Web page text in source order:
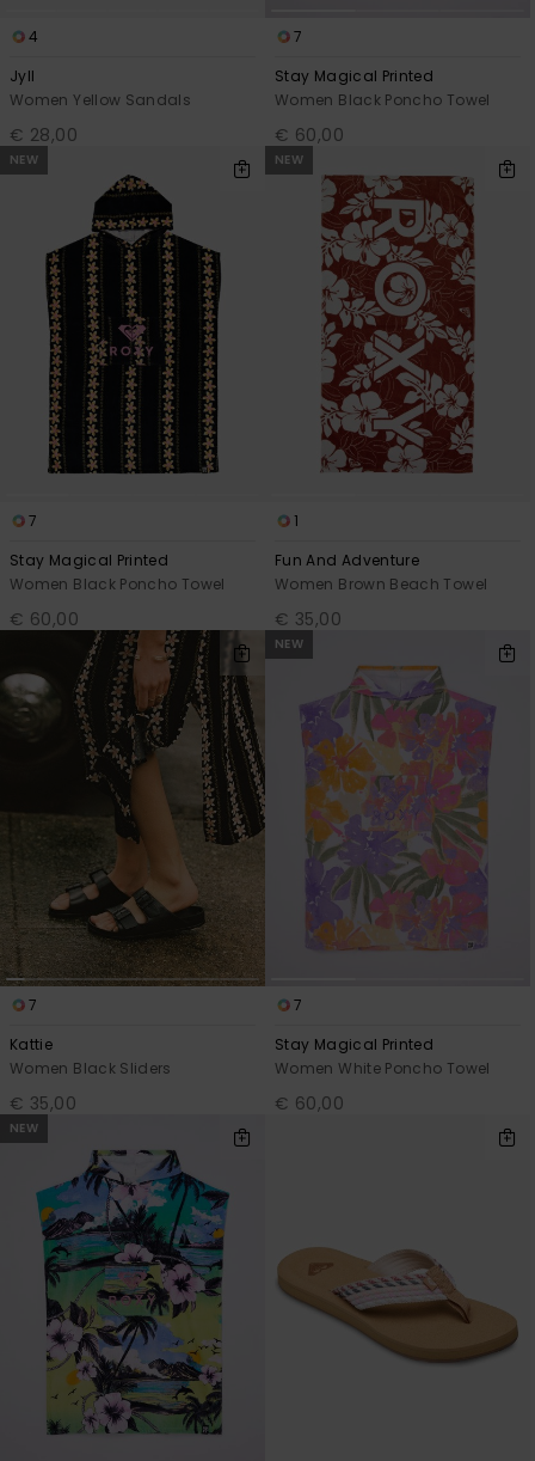
4
Jyll
Women Yellow Sandals
€ 28,00
7
Stay Magical Printed
Women Black Poncho Towel
€ 60,00
NEW
7
Stay Magical Printed
Women Black Poncho Towel
€ 60,00
NEW
1
Fun And Adventure
Women Brown Beach Towel
€ 35,00
7
Kattie
Women Black Sliders
€ 35,00
NEW
7
Stay Magical Printed
Women White Poncho Towel
€ 60,00
NEW